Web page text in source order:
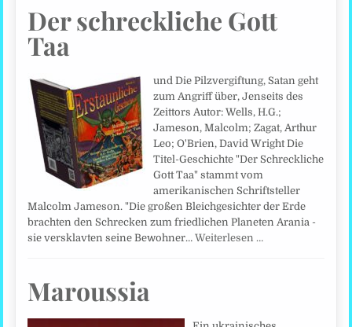
Der schreckliche Gott
Taa
und Die Pilzvergiftung, Satan geht
zum Angriff über, Jenseits des
Zeittors Autor: Wells, H.G.;
Jameson, Malcolm; Zagat, Arthur
Leo; O'Brien, David Wright Die
Titel-Geschichte "Der Schreckliche
Gott Taa" stammt vom
amerikanischen Schriftsteller
Malcolm Jameson. "Die großen Bleichgesichter der Erde
brachten den Schrecken zum friedlichen Planeten Arania -
sie versklavten seine Bewohner…Weiterlesen …
Maroussia